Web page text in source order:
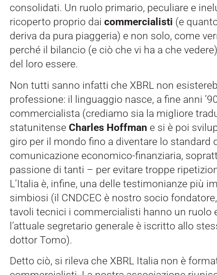
consolidati. Un ruolo primario, peculiare e
ricoperto proprio dai commercialisti (e
deriva da pura piaggeria) e non solo, come
perché il bilancio (e ciò che vi ha a che
del loro essere.
Non tutti sanno infatti che XBRL non
professione: il linguaggio nasce, a fine anni
commercialista (crediamo sia la migliore
statunitense Charles Hoffman e si è poi
giro per il mondo fino a diventare lo standard
comunicazione economico-finanziaria,
passione di tanti – per evitare troppe
L’Italia è, infine, una delle testimonianze più
simbiosi (il CNDCEC è nostro socio
tavoli tecnici i commercialisti hanno un ruolo
l’attuale segretario generale è iscritto allo
dottor Tomo).
Detto ciò, si rileva che XBRL Italia non è